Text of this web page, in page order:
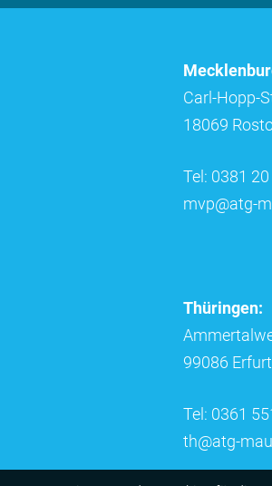
Carl-Hopp-
18069
Tel: 0381
mvp@atg-
Thüringen:
99086 Erfurt
Tel: 0361
th@atg-